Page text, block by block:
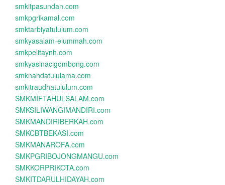
smkitpasundan.com
smkpgrikamal.com
smktarbiyatululum.com
smkyasalam-elummah.com
smkpelitaynh.com
smkyasinacigombong.com
smknahdatululama.com
smkitraudhatululum.com
SMKMIFTAHULSALAM.com
SMKSILIWANGIMANDIRI.com
SMKMANDIRIBERKAH.com
SMKCBTBEKASI.com
SMKMANAROFA.com
SMKPGRIBOJONGMANGU.com
SMKKORPRIKOTA.com
SMKITDARULHIDAYAH.com